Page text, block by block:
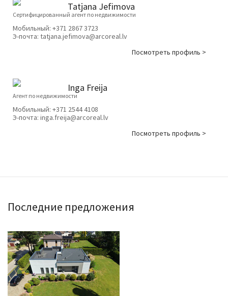
Tatjana Jefimova
Cертифицированный агент по недвижимости
Мобильный: +371 2867 3723
Э-почта: tatjana.jefimova@arcoreal.lv
Посмотреть профиль >
Inga Freija
Агент по недвижимости
Мобильный: +371 2544 4108
Э-почта: inga.freija@arcoreal.lv
Посмотреть профиль >
Последние предложения